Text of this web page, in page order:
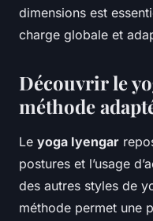
dimensions est
charge globale et
Découvrir le
méthode
Le yoga Iyengar
postures et l’usage
des autres styles de
méthode permet une